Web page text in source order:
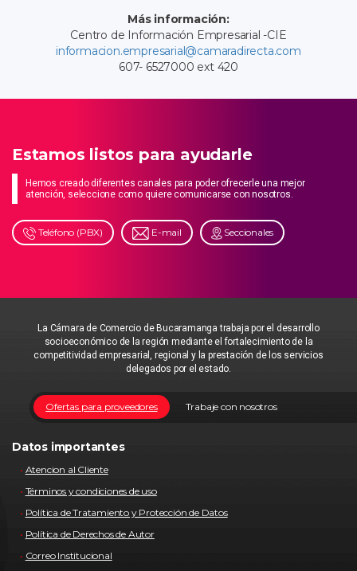
Más información:
Centro de Información Empresarial -CIE
informacion.empresarial@camaradirecta.com
607- 6527000 ext 420
Estamos listos para ayudarle
Hemos creado diferentes canales para poder ofrecerle una mejor
atención, seleccione como quiere comunicarse con nosotros.
Teléfono (PBX) E-mail Seccionales
La Cámara de Comercio de Bucaramanga trabaja por el desarrollo
socioeconómico de la región mediante el fortalecimiento de la
competitividad empresarial, regional y la prestación de los servicios
delegados por el estado.
Trabaje con nosotros
Ofertas para proveedores
Datos importantes
Atencion al Cliente
Términos y condiciones de uso
Política de Tratamiento y Protección de Datos
Política de Derechos de Autor
Correo Institucional